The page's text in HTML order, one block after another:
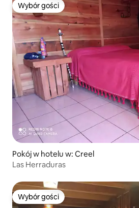
Wybór gości
Wybór gości
Pokój w hotelu w: Creel
Las Herraduras
Wybór gości
Wybór gości